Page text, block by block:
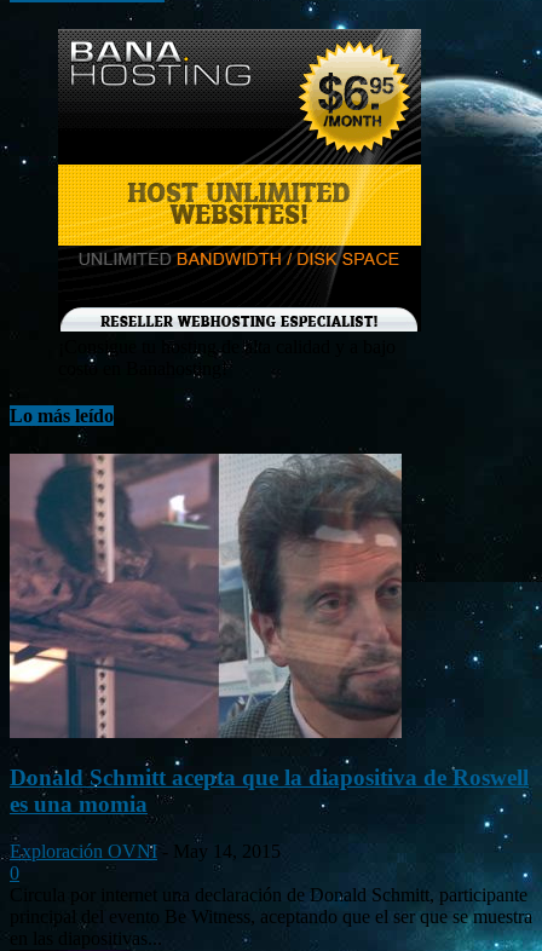
¡Consigue tu hosting de alta calidad y a bajo
costo en Banahosting!
Lo más leído
Donald Schmitt acepta que la diapositiva de Roswell
es una momia
Exploración OVNI - May 14, 2015
0
Circula por internet una declaración de Donald Schmitt, participante
principal del evento Be Witness, aceptando que el ser que se muestra
en las diapositivas...